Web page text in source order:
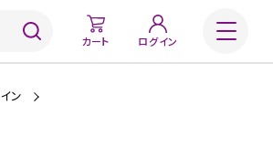
カート ログイン
ン